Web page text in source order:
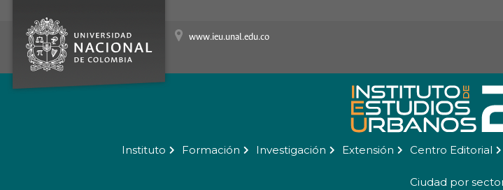
www.ieu.unal.edu.co
Instituto Formación Investigación Extensión Centro Editorial
Ciudad por